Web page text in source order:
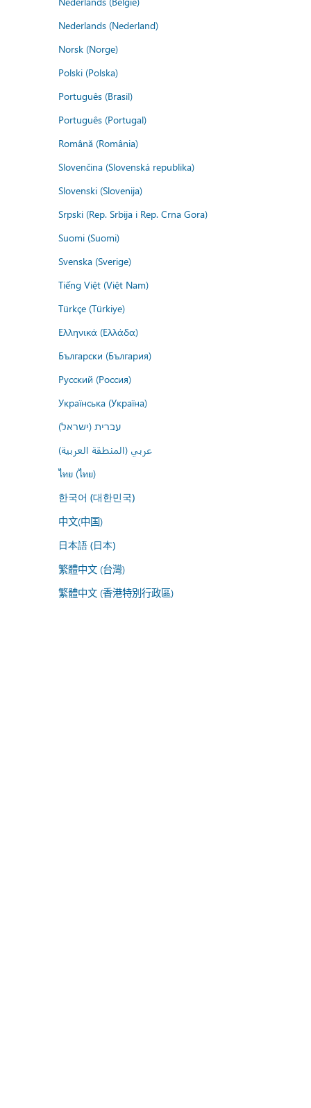
Nederlands (Nederland)
Norsk (Norge)
Polski (Polska)
Português (Brasil)
Português (Portugal)
Română (România)
Slovenčina (Slovenská republika)
Slovenski (Slovenija)
Srpski (Rep. Srbija i Rep. Crna Gora)
Suomi (Suomi)
Svenska (Sverige)
Tiếng Việt (Việt Nam)
Türkçe (Türkiye)
Ελληνικά (Ελλάδα)
Български (България)
Русский (Россия)
Українська (Україна)
עברית (ישראל)
عربي (المنطقة العربية)
ไทย (ไทย)
한국어 (대한민국)
中文(中国)
日本語 (日本)
繁體中文 (台灣)
繁體中文 (香港特別行政區)